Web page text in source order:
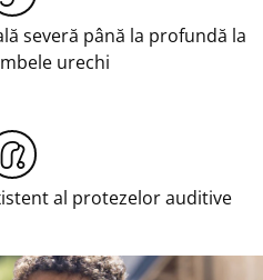
severă până la profundă la
urechi
al protezelor auditive